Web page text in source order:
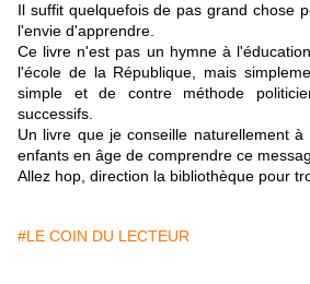
Il suffit quelquefois de pas grand chose
l'envie d'apprendre.
Ce livre n'est pas un hymne à
l'école de la République, mais
simple et de contre méthode
successifs.
Un livre que je conseille naturellement
enfants en âge de comprendre ce
Allez hop, direction la bibliothèque pour
#LE COIN DU LECTEUR